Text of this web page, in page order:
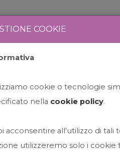
COOKIE
cookie o tecnologie
nella cookie policy.
acconsentire all'utilizzo di tali
utilizzeremo solo i cookie